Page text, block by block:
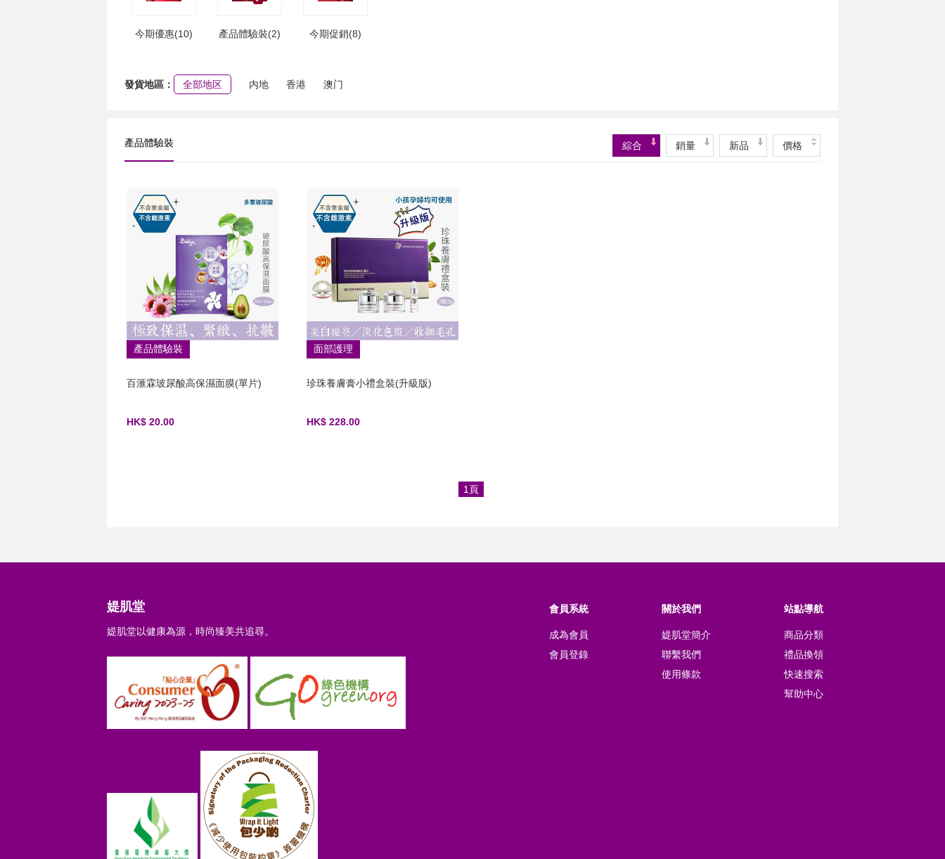
今期優惠(10) 產品體驗裝(2) 今期促銷(8)
發貨地區： 全部地区 内地 香港 澳门
產品體驗裝 價格
新品
銷量
綜合
產品體驗裝
百滙霖玻尿酸高保濕面膜(單片)
HK$ 20.00
面部護理
珍珠養膚膏小禮盒裝(升級版)
HK$ 228.00
1頁
媞肌堂
媞肌堂以健康為源，時尚臻美共追尋。
站點導航
商品分類
禮品換領
快速搜索
幫助中心
關於我們
媞肌堂簡介
聯繫我們
使用條款
會員系統
成為會員
會員登錄